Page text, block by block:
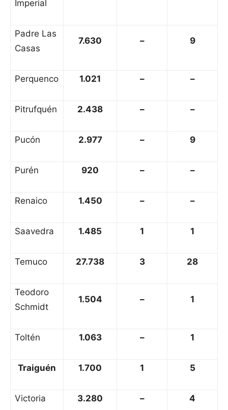
Imperial
Padre Las
Casas
7.630 – 9
Perquenco 1.021 – –
Pitrufquén 2.438 – –
Pucón 2.977 – 9
Purén 920 – –
Renaico 1.450 – –
Saavedra 1.485 1 1
Temuco 27.738 3 28
Teodoro
Schmidt
1.504 – 1
Toltén 1.063 – 1
Traiguén 1.700 1 5
Victoria 3.280 – 4